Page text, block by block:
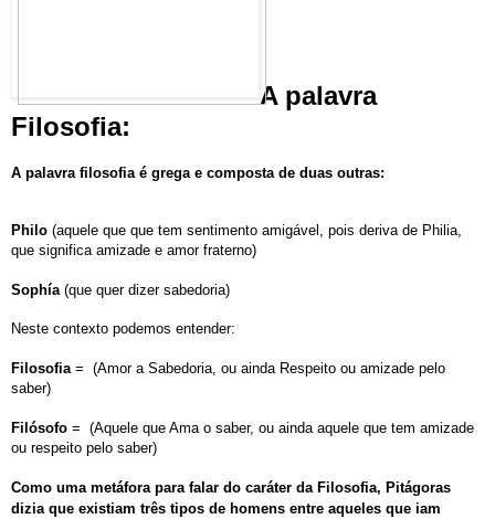
A palavra
Filosofia:
A palavra filosofia é grega e composta de duas outras:
Philo (aquele que que tem sentimento amigável, pois deriva de Philia,
que significa amizade e amor fraterno)
Sophía(que quer dizer sabedoria)
Neste contexto podemos entender:
Filosofia = (Amor a Sabedoria, ou ainda Respeito ou amizade pelo
saber)
Filósofo = (Aquele que Ama o saber, ou ainda aquele que tem amizade
ou respeito pelo saber)
Como uma metáfora para falar do caráter da Filosofia, Pitágoras
dizia que existiam três tipos de homens entre aqueles que iam